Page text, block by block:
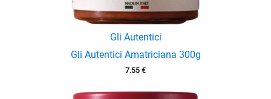
Gli Autentici
Gli Autentici Amatriciana 300g
7.55 €